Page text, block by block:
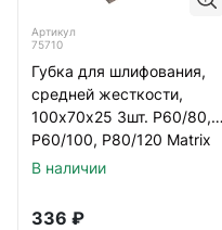
Артикул
75710
Губка для шлифования,
средней жесткости,
100х70х25 3шт. Р60/80,
Р60/100, Р80/120 Matrix
В наличии
336 ₽